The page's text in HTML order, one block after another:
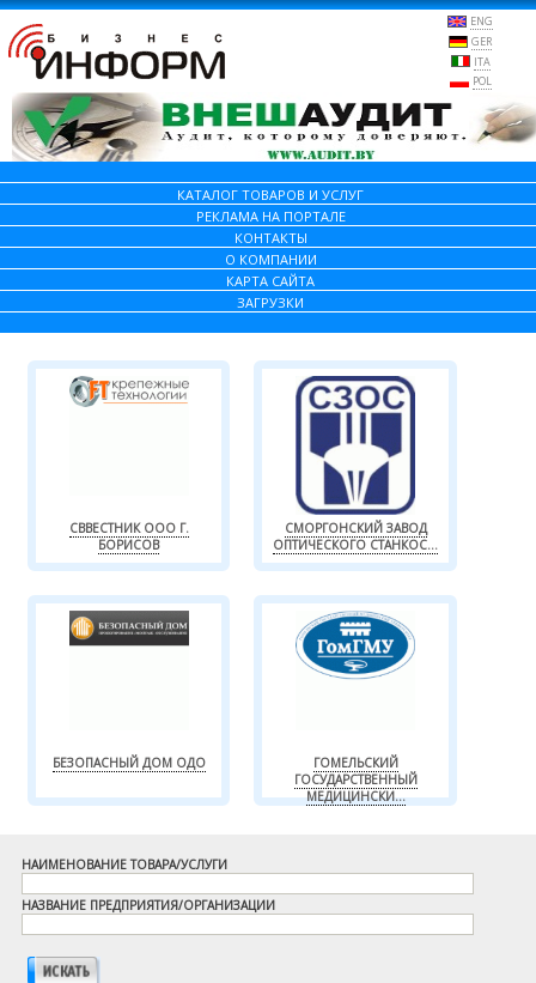
ENG
GER
ITA
POL
КАТАЛОГ ТОВАРОВ И УСЛУГ
РЕКЛАМА НА ПОРТАЛЕ
КОНТАКТЫ
О КОМПАНИИ
КАРТА САЙТА
ЗАГРУЗКИ
СВВЕСТНИК ООО Г.
БОРИСОВ
СМОРГОНСКИЙ ЗАВОД
ОПТИЧЕСКОГО СТАНКОС...
БЕЗОПАСНЫЙ ДОМ ОДО
ГОМЕЛЬСКИЙ
ГОСУДАРСТВЕННЫЙ
МЕДИЦИНСКИ...
НАИМЕНОВАНИЕ ТОВАРА/УСЛУГИ
НАЗВАНИЕ ПРЕДПРИЯТИЯ/ОРГАНИЗАЦИИ